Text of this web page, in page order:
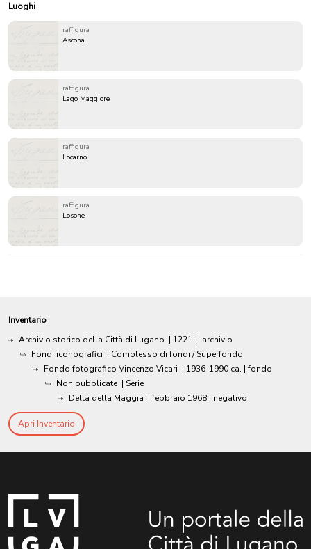
Luoghi
raffigura
Ascona
raffigura
Lago Maggiore
raffigura
Locarno
raffigura
Losone
Inventario
Archivio storico della Città di Lugano | 1221- | archivio
Fondi iconografici | Complesso di fondi / Superfondo
Fondo fotografico Vincenzo Vicari | 1936-1990 ca. | fondo
Non pubblicate | Serie
Delta della Maggia |febbraio 1968 | negativo
Apri Inventario